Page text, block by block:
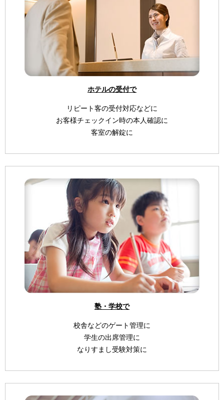
ホテルの受付で
リピート客の受付対応などに
お客様チェックイン時の本人確認に
客室の解錠に
塾・学校で
校舎などのゲート管理に
学生の出席管理に
なりすまし受験対策に